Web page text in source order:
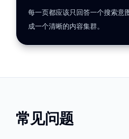
每一页都应该只回答一个搜索意
成一个清晰的内容集群。
常见问题